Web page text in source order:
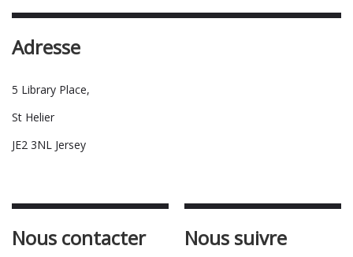
Adresse
5 Library Place,
St Helier
JE2 3NL Jersey
Nous contacter Nous suivre